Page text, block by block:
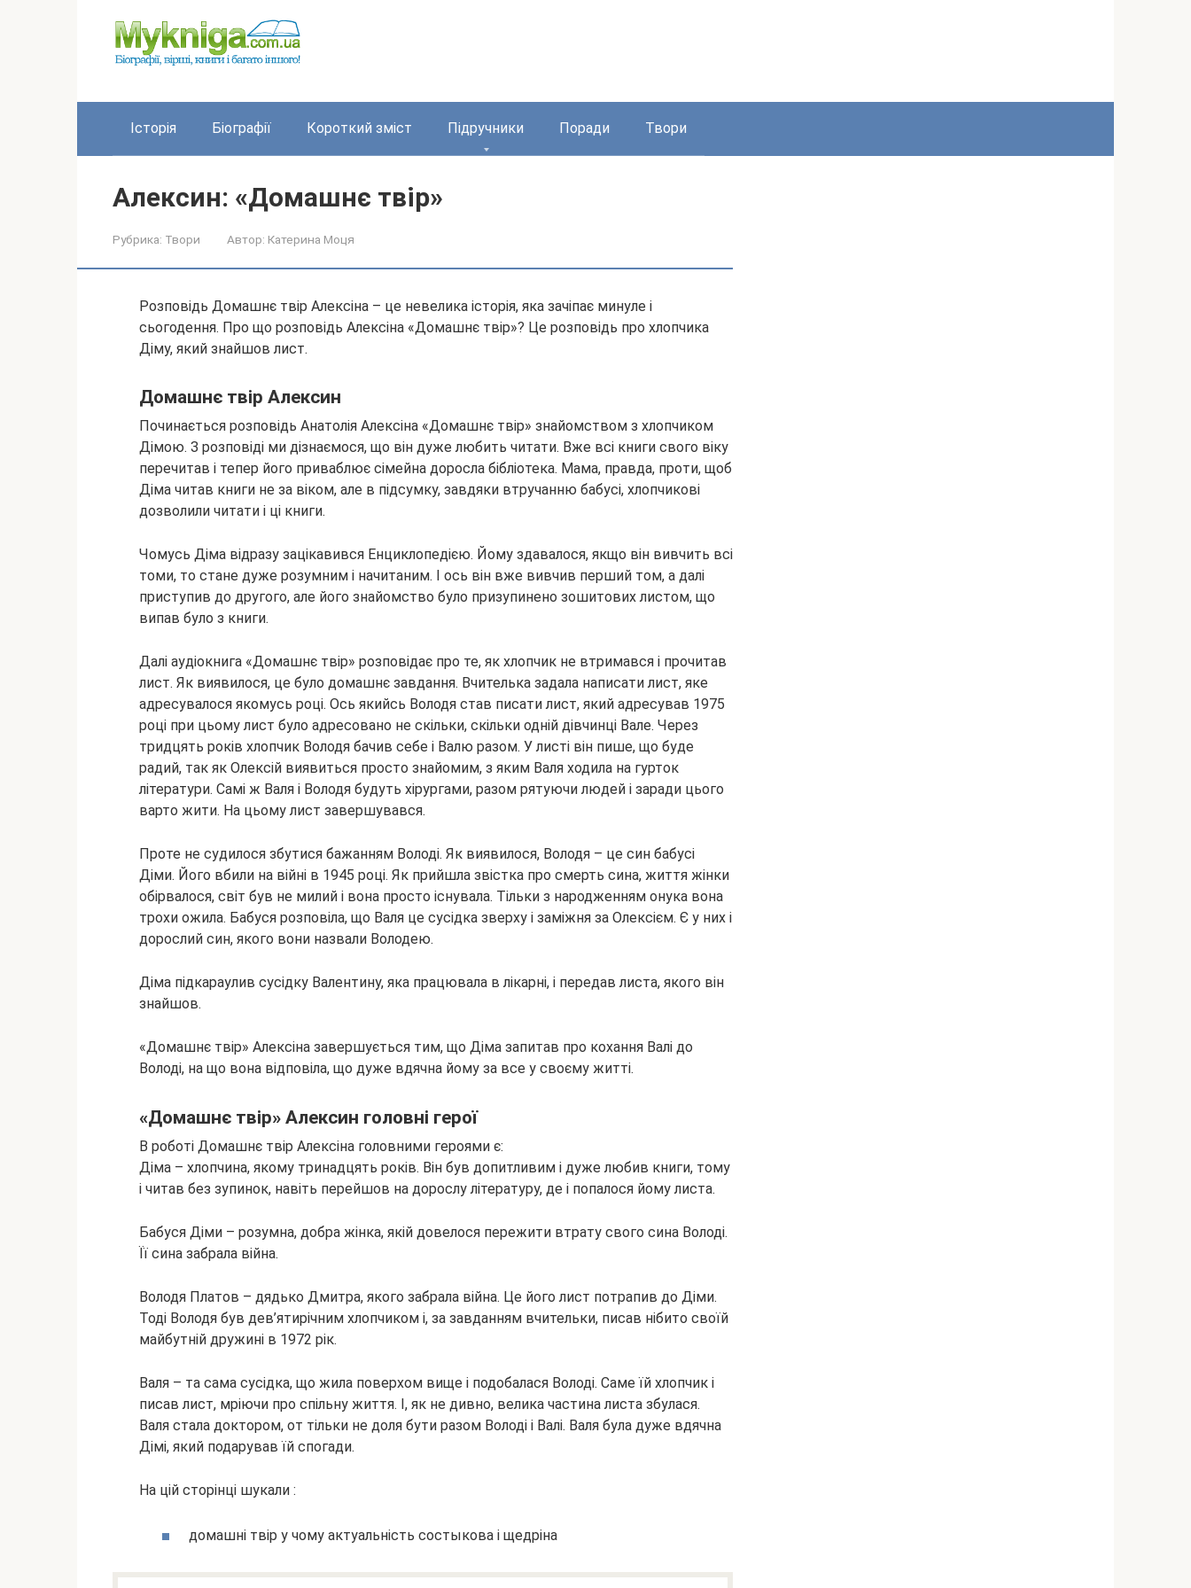
Історія Біографії Короткий зміст Підручники Поради Твори
Алексин: «Домашнє твір»
Рубрика: Твори Автор: Катерина Моця
Розповідь Домашнє твір Алексіна – це невелика історія, яка зачіпає минуле і
сьогодення. Про що розповідь Алексіна «Домашнє твір»? Це розповідь про хлопчика
Діму, який знайшов лист.
Домашнє твір Алексин
Починається розповідь Анатолія Алексіна «Домашнє твір» знайомством з хлопчиком
Дімою. З розповіді ми дізнаємося, що він дуже любить читати. Вже всі книги свого віку
перечитав і тепер його приваблює сімейна доросла бібліотека. Мама, правда, проти, щоб
Діма читав книги не за віком, але в підсумку, завдяки втручанню бабусі, хлопчикові
дозволили читати і ці книги.
Чомусь Діма відразу зацікавився Енциклопедією. Йому здавалося, якщо він вивчить всі
томи, то стане дуже розумним і начитаним. І ось він вже вивчив перший том, а далі
приступив до другого, але його знайомство було призупинено зошитових листом, що
випав було з книги.
Далі аудіокнига «Домашнє твір» розповідає про те, як хлопчик не втримався і прочитав
лист. Як виявилося, це було домашнє завдання. Вчителька задала написати лист, яке
адресувалося якомусь році. Ось якийсь Володя став писати лист, який адресував 1975
році при цьому лист було адресовано не скільки, скільки одній дівчинці Вале. Через
тридцять років хлопчик Володя бачив себе і Валю разом. У листі він пише, що буде
радий, так як Олексій виявиться просто знайомим, з яким Валя ходила на гурток
літератури. Самі ж Валя і Володя будуть хірургами, разом рятуючи людей і заради цього
варто жити. На цьому лист завершувався.
Проте не судилося збутися бажанням Володі. Як виявилося, Володя – це син бабусі
Діми. Його вбили на війні в 1945 році. Як прийшла звістка про смерть сина, життя жінки
обірвалося, світ був не милий і вона просто існувала. Тільки з народженням онука вона
трохи ожила. Бабуся розповіла, що Валя це сусідка зверху і заміжня за Олексієм. Є у них і
дорослий син, якого вони назвали Володею.
Діма підкараулив сусідку Валентину, яка працювала в лікарні, і передав листа, якого він
знайшов.
«Домашнє твір» Алексіна завершується тим, що Діма запитав про кохання Валі до
Володі, на що вона відповіла, що дуже вдячна йому за все у своєму житті.
«Домашнє твір» Алексин головні герої
В роботі Домашнє твір Алексіна головними героями є:
Діма – хлопчина, якому тринадцять років. Він був допитливим і дуже любив книги, тому
і читав без зупинок, навіть перейшов на дорослу літературу, де і попалося йому листа.
Бабуся Діми – розумна, добра жінка, якій довелося пережити втрату свого сина Володі.
Її сина забрала війна.
Володя Платов – дядько Дмитра, якого забрала війна. Це його лист потрапив до Діми.
Тоді Володя був дев’ятирічним хлопчиком і, за завданням вчительки, писав нібито своїй
майбутній дружині в 1972 рік.
Валя – та сама сусідка, що жила поверхом вище і подобалася Володі. Саме їй хлопчик і
писав лист, мріючи про спільну життя. І, як не дивно, велика частина листа збулася.
Валя стала доктором, от тільки не доля бути разом Володі і Валі. Валя була дуже вдячна
Дімі, який подарував їй спогади.
На цій сторінці шукали :
домашні твір у чому актуальність состыкова і щедріна